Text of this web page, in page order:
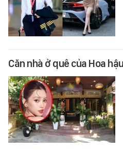
Căn nhà ở quê của Hoa